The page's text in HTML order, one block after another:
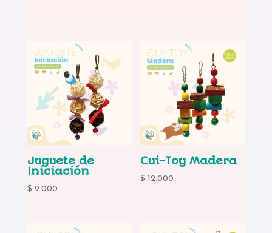
Juguete de
Iniciación
$ 9.000
Cui-Toy Madera
$ 12.000